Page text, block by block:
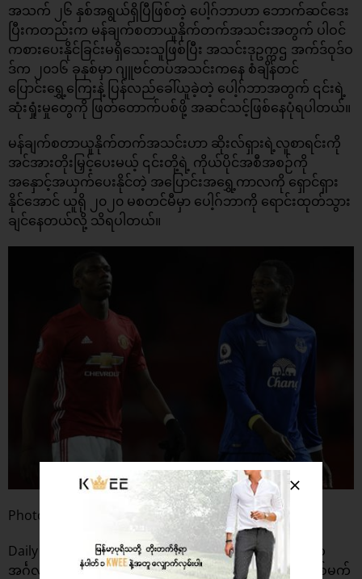
အသက် ၂၆ နှစ်အရွယ်ရှိပြီဖြစ်တဲ့ ပေါ့ဂ်ဘာဟာ ဘောက်ဆင်ဒေး
ပြီးကတည်းက မန်ချက်စတာယူနိုက်တက်အသင်းအတွက် ပါဝင်
ကစားပေးနိုင်ခြင်းမရှိသေးသူဖြစ်ပြီး အသင်းဒုဥက္ကဌ အက်ဒ်ဝုဒ်ဝ
ဒ်က ၂၀၁၆ ခုနှစ်မှာ ဂျူဗင်တပ်အသင်းကနေ စံချိန်တင်
ပြောင်းရွှေ့ကြေးနဲ့ ပြန်လည်ခေါ်ယူခဲ့တဲ့ ပေါ့ဂ်ဘာအတွက် ၎င်းရဲ့
ဆုံးရှုံးမှုတွေကို ဖြတ်တောက်ပစ်ဖို့ အဆင်သင့်ဖြစ်နေပုံရပါတယ်။
မန်ချက်စတာယူနိုက်တက်အသင်းဟာ ဆိုးလ်ရှားရဲ့လူစာရင်းကို
အင်အားတိုးမြှင့်ပေးမယ့် ၎င်းတို့ရဲ့ ကိုယ်ပိုင်အစီအစဉ်ကို
အနှောင့်အယှက်ပေးနိုင်တဲ့ အပြောင်းအရွှေ့ကာလကို ရှောင်ရှား
နိုင်အောင် ယူရို ၂၀၂၀ မစတင်မီမှာ ပေါ့ဂ်ဘာကို ရောင်းထုတ်သွား
ချင်နေတယ်လို့ သိရပါတယ်။
Photo: Independent
Daily Star ရဲ့ပြောကြားချက်အရ ပေါ့ဂ်ဘာကို ရောင်းချမှုက
အင်္ဂလန်ကြယ်ပွင့် ဆန်ချို၊ လက်စတာစီးတီးကြယ်ပွင့် ဂျိမ်းစ်မက်